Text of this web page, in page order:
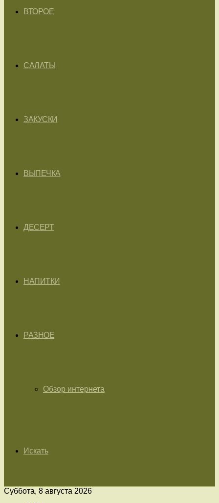
ВТОРОЕ
САЛАТЫ
ЗАКУСКИ
ВЫПЕЧКА
ДЕСЕРТ
НАПИТКИ
РАЗНОЕ
Обзор интернета
Искать
Суббота, 8 августа 2026